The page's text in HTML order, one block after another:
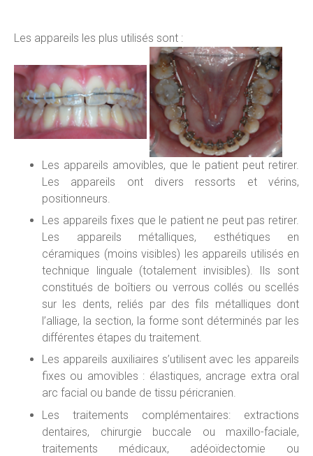
Les appareils les plus utilisés sont :
Les appareils amovibles, que le patient peut retirer.
Les appareils ont divers ressorts et vérins,
positionneurs.
Les appareils fixes que le patient ne peut pas retirer.
Les appareils métalliques, esthétiques en
céramiques (moins visibles) les appareils utilisés en
technique linguale (totalement invisibles). Ils sont
constitués de boîtiers ou verrous collés ou scellés
sur les dents, reliés par des fils métalliques dont
l’alliage, la section, la forme sont déterminés par les
différentes étapes du traitement.
Les appareils auxiliaires s’utilisent avec les appareils
fixes ou amovibles : élastiques, ancrage extra oral
arc facial ou bande de tissu péricranien.
Les traitements complémentaires: extractions
dentaires, chirurgie buccale ou maxillo-faciale,
traitements médicaux, adéoïdectomie ou